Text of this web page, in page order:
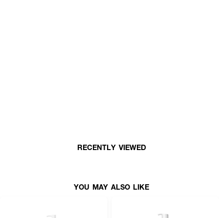
· ออยล์เนื้อบางเบา เมื่อสัมผัสกับน้ำจะกลายเป็นเนื้อน้ำนม
RECENTLY VIEWED
YOU MAY ALSO LIKE